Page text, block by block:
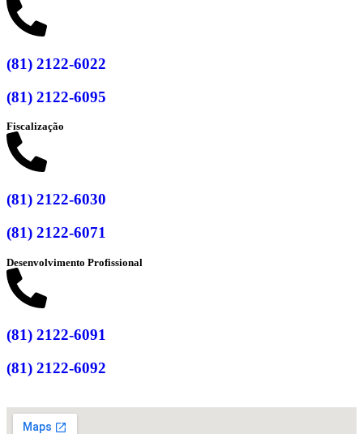
(81) 2122-6022
(81) 2122-6095
Fiscalização
(81) 2122-6030
(81) 2122-6071
Desenvolvimento Profissional
(81) 2122-6091
(81) 2122-6092